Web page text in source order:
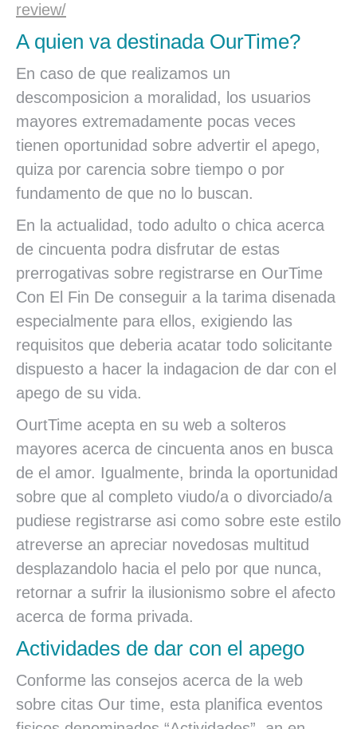
review/
A quien va destinada OurTime?
En caso de que realizamos un
descomposicion a moralidad, los usuarios
mayores extremadamente pocas veces
tienen oportunidad sobre advertir el apego,
quiza por carencia sobre tiempo o por
fundamento de que no lo buscan.
En la actualidad, todo adulto o chica acerca
de cincuenta podra disfrutar de estas
prerrogativas sobre registrarse en OurTime
Con El Fin De conseguir a la tarima disenada
especialmente para ellos, exigiendo las
requisitos que deberia acatar todo solicitante
dispuesto a hacer la indagacion de dar con el
apego de su vida.
OurtTime acepta en su web a solteros
mayores acerca de cincuenta anos en busca
de el amor. Igualmente, brinda la oportunidad
sobre que al completo viudo/a o divorciado/a
pudiese registrarse asi­ como sobre este estilo
atreverse an apreciar novedosas multitud
desplazandolo hacia el pelo por que nunca,
retornar a sufrir la ilusionismo sobre el afecto
acerca de forma privada.
Actividades de dar con el apego
Conforme las consejos acerca de la web
sobre citas Our time, esta planifica eventos